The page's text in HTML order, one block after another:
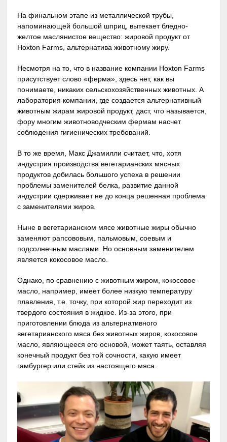
На финальном этапе из металлической трубы,
напоминающей большой шприц, вытекает бледно-
желтое маслянистое вещество: жировой продукт от
Hoxton Farms, альтернатива животному жиру.
Несмотря на то, что в название компании Hoxton Farms
присутствует слово «ферма», здесь нет, как вы
понимаете, никаких сельскохозяйственных животных. А
лаборатория компании, где создается альтернативный
животным жирам жировой продукт, даст, что называется,
фору многим животноводческим фермам насчет
соблюдения гигиенических требований.
В то же время, Макс Джамилли считает, что, хотя
индустрия производства вегетарианских мясных
продуктов добилась большого успеха в решении
проблемы заменителей белка, развитие данной
индустрии сдерживает не до конца решенная проблема
с заменителями жиров.
Ныне в вегетарианском мясе животные жиры обычно
заменяют рапсововым, пальмовым, соевым и
подсолнечным маслами. Но основным заменителем
является кокосовое масло.
Однако, по сравнению с животным жиром, кокосовое
масло, например, имеет более низкую температуру
плавления, т.е. точку, при которой жир переходит из
твердого состояния в жидкое. Из-за этого, при
приготовлении блюда из альтернативного
вегетарианского мяса без животных жиров, кокосовое
масло, являющееся его основой, может таять, оставляя
конечный продукт без той сочности, какую имеет
гамбургер или стейк из настоящего мяса.